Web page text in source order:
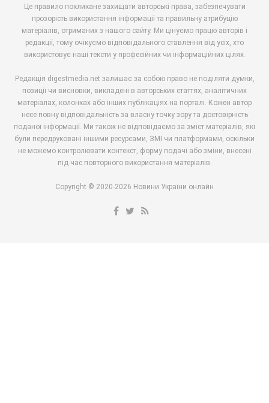
Це правило покликане захищати авторські права, забезпечувати
прозорість використання інформації та правильну атрибуцію
матеріалів, отриманих з нашого сайту. Ми цінуємо працю авторів і
редакції, тому очікуємо відповідального ставлення від усіх, хто
використовує наші тексти у професійних чи інформаційних цілях.
Редакція digestmedia.net залишає за собою право не поділяти думки,
позиції чи висновки, викладені в авторських статтях, аналітичних
матеріалах, колонках або інших публікаціях на порталі. Кожен автор
несе повну відповідальність за власну точку зору та достовірність
поданої інформації. Ми також не відповідаємо за зміст матеріалів, які
були передруковані іншими ресурсами, ЗМІ чи платформами, оскільки
не можемо контролювати контекст, форму подачі або зміни, внесені
під час повторного використання матеріалів.
Copyright © 2020-2026 Новини України онлайн